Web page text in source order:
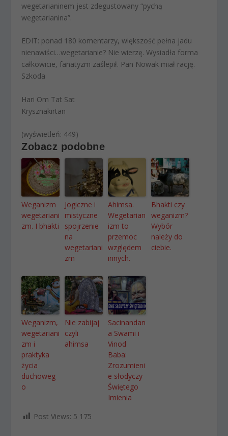
wegetarianinem jest zdegustowany “pychą
wegetarianina”.
EDIT: ponad 180 komentarzy, większość pełna jadu
nienawiści…wegetarianie? Nie wierzę. Wysiadła forma
całkowicie, fanatyzm zaślepił. Pan Nowak miał rację.
Szkoda
Hari Om Tat Sat
Krysznakirtan
(wyświetleń: 449)
Zobacz podobne
Weganizm
wegetariani
zm. I bhakti
Jogiczne i
mistyczne
spojrzenie
na
wegetariani
zm
Ahimsa.
Wegetarian
izm to
przemoc
względem
innych.
Bhakti czy
weganizm?
Wybór
należy do
ciebie.
Weganizm,
wegetariani
zm i
praktyka
życia
duchoweg
o
Nie zabijaj
czyli
ahimsa
Sacinandan
a Swami i
Vinod
Baba:
Zrozumieni
e słodyczy
Świętego
Imienia
Post Views: 5 175